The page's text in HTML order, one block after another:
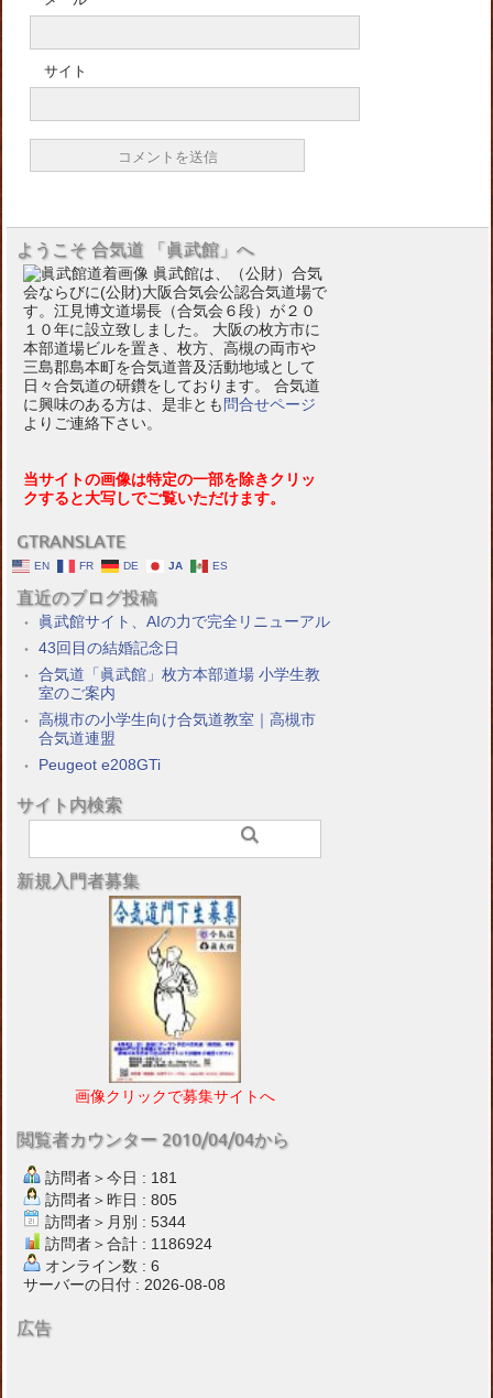
サイト
ようこそ 合気道 「眞武館」へ
眞武館は、（公財）合気
会ならびに(公財)大阪合気会公認合気道場で
す。江見博文道場長（合気会６段）が２０
１０年に設立致しました。 大阪の枚方市に
本部道場ビルを置き、枚方、高槻の両市や
三島郡島本町を合気道普及活動地域として
日々合気道の研鑽をしております。 合気道
に興味のある方は、是非とも 問合せページ
よりご連絡下さい。
当サイトの画像は特定の一部を除きクリッ
クすると大写しでご覧いただけます。
GTRANSLATE
EN FR DE JA ES
直近のブログ投稿
眞武館サイト、AIの力で完全リニューアル
43回目の結婚記念日
合気道「眞武館」枚方本部道場 小学生教
室のご案内
高槻市の小学生向け合気道教室｜高槻市
合気道連盟
Peugeot e208GTi
サイト内検索
新規入門者募集
画像クリックで募集サイトへ
閲覧者カウンター 2010/04/04から
訪問者＞今日 : 181
訪問者＞昨日 : 805
訪問者＞月別 : 5344
訪問者＞合計 : 1186924
オンライン数 : 6
サーバーの日付 : 2026-08-08
広告